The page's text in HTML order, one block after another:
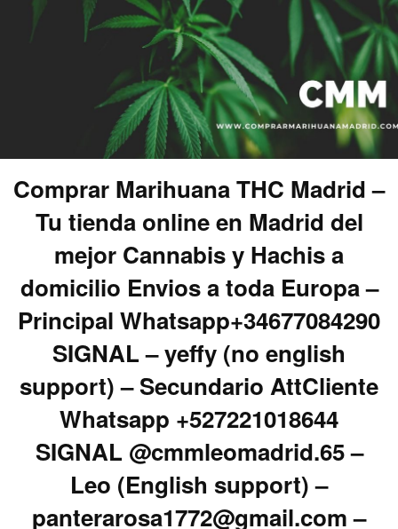
Comprar Marihuana THC Madrid –
Tu tienda online en Madrid del
mejor Cannabis y Hachis a
domicilio Envios a toda Europa –
Principal Whatsapp+34677084290
SIGNAL – yeffy (no english
support) – Secundario AttCliente
Whatsapp +527221018644
SIGNAL @cmmleomadrid.65 –
Leo (English support) –
panterarosa1772@gmail.com –